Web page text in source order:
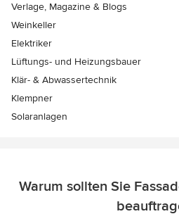
Verlage, Magazine & Blogs
Weinkeller
Elektriker
Lüftungs- und Heizungsbauer
Klär- & Abwassertechnik
Klempner
Solaranlagen
Warum sollten Sie